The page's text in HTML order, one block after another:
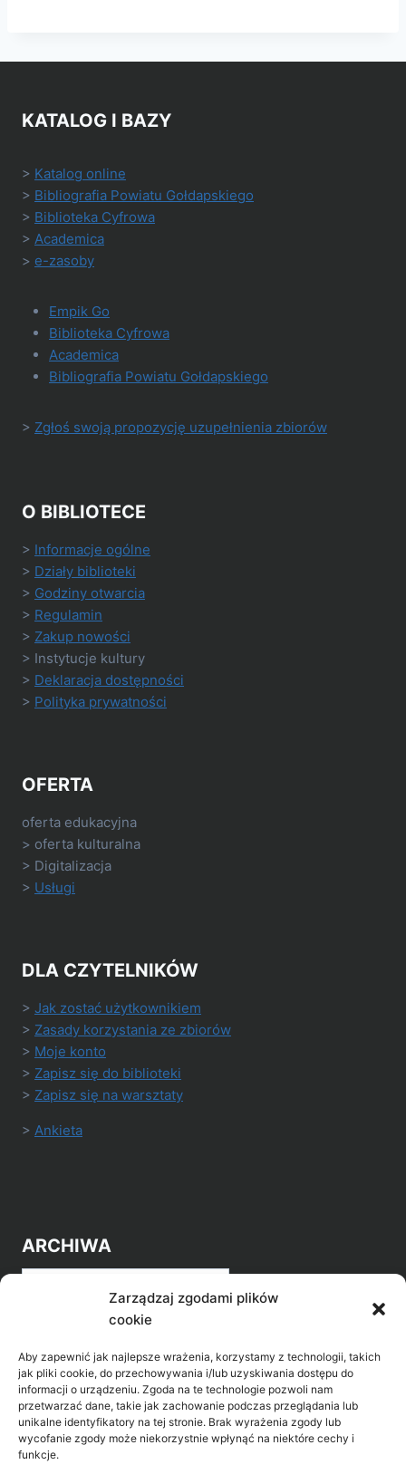
Zarządzaj zgodami plików
cookie
Aby zapewnić jak najlepsze wrażenia, korzystamy z technologii, takich
jak pliki cookie, do przechowywania i/lub uzyskiwania dostępu do
informacji o urządzeniu. Zgoda na te technologie pozwoli nam
przetwarzać dane, takie jak zachowanie podczas przeglądania lub
unikalne identyfikatory na tej stronie. Brak wyrażenia zgody lub
wycofanie zgody może niekorzystnie wpłynąć na niektóre cechy i
funkcje.
KATALOG I BAZY
> Katalog online
> Bibliografia Powiatu Gołdapskiego
> Biblioteka Cyfrowa
> Academica
> e-zasoby
Empik Go
Biblioteka Cyfrowa
Academica
Bibliografia Powiatu Gołdapskiego
> Zgłoś swoją propozycję uzupełnienia zbiorów
O BIBLIOTECE
> Informacje ogólne
> Działy biblioteki
> Godziny otwarcia
> Regulamin
> Zakup nowości
> Instytucje kultury
> Deklaracja dostępności
> Polityka prywatności
OFERTA
oferta edukacyjna
> oferta kulturalna
> Digitalizacja
> Usługi
DLA CZYTELNIKÓW
> Jak zostać użytkownikiem
> Zasady korzystania ze zbiorów
> Moje konto
> Zapisz się do biblioteki
> Zapisz się na warsztaty
> Ankieta
ARCHIWA
Archiwa
POZNAJ LEPIEJ NASZ REGION
>Gołdap Mazurski Zdrój